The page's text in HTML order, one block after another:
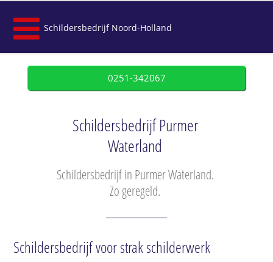
Schildersbedrijf Noord-Holland
0251-342067
Schildersbedrijf Purmer
Waterland
Schildersbedrijf in Purmer Waterland.
Zo geregeld.
Schildersbedrijf voor strak schilderwerk